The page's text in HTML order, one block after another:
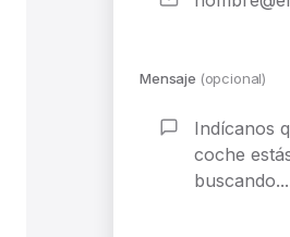
Mensaje (opcional)